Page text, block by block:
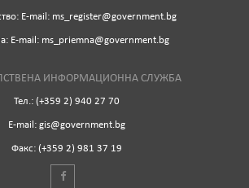
Е-mail: ms_register@government.bg
Е-mail: ms_priemna@government.bg
ИНФОРМАЦИОННА СЛУЖБА
Тел.: (+359 2) 940 27 70
Е-mail: gis@government.bg
Факс: (+359 2) 981 37 19